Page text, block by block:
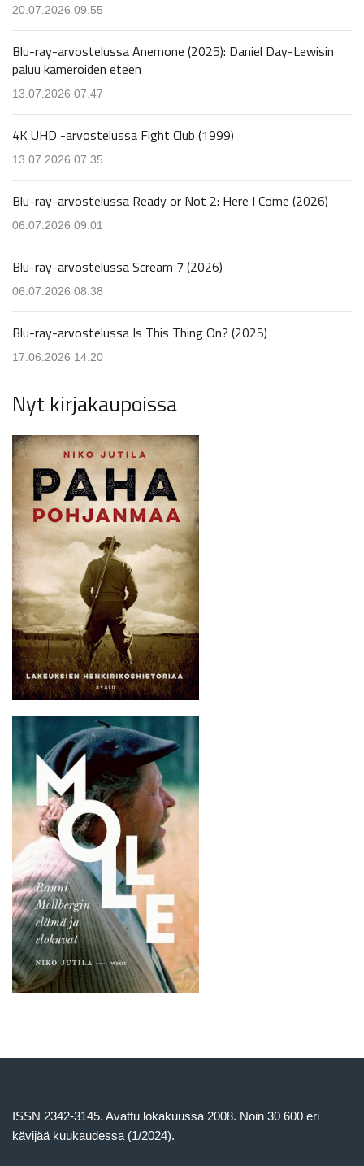
20.07.2026 09.55
Blu-ray-arvostelussa Anemone (2025): Daniel Day-Lewisin
paluu kameroiden eteen
13.07.2026 07.47
4K UHD -arvostelussa Fight Club (1999)
13.07.2026 07.35
Blu-ray-arvostelussa Ready or Not 2: Here I Come (2026)
06.07.2026 09.01
Blu-ray-arvostelussa Scream 7 (2026)
06.07.2026 08.38
Blu-ray-arvostelussa Is This Thing On? (2025)
17.06.2026 14.20
Nyt kirjakaupoissa
ISSN 2342-3145. Avattu lokakuussa 2008. Noin 30 600 eri
kävijää kuukaudessa (1/2024).